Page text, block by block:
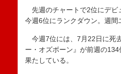
先週のチャートで2位にデビ
今週6位にランクダウン。週間
今週7位には、7月22日に死
ー・オズボーン』が前週の
果たしている。